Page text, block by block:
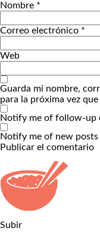
Nombre *
Correo electrónico *
Web
Guarda mi nombre,
para la próxima vez
Notify me of follow-up
Notify me of new posts
Subir